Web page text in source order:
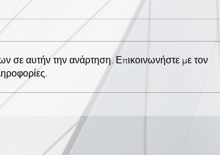
ΗΜΕΡΙΔΑ ΓΙΑ ΤΗΝ
ΕΥΑΙΣΘΗΤΟΠΟΙΗΣΗ &
ΠΡΟΛΗΨΗ ΕΝΑΝΤΙΑ ΣΤΟΝ
ΚΑΡΚΙΝΟ
σε αυτήν την ανάρτηση. Επικοινωνήστε με τον